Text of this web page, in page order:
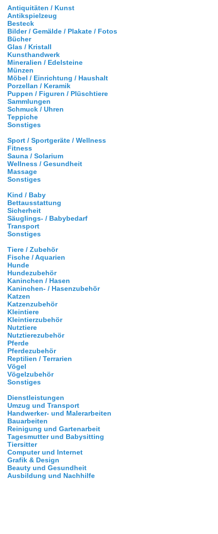
Antiquitäten / Kunst
Antikspielzeug
Besteck
Bilder / Gemälde / Plakate / Fotos
Bücher
Glas / Kristall
Kunsthandwerk
Mineralien / Edelsteine
Münzen
Möbel / Einrichtung / Haushalt
Porzellan / Keramik
Puppen / Figuren / Plüschtiere
Sammlungen
Schmuck / Uhren
Teppiche
Sonstiges
Sport / Sportgeräte / Wellness
Fitness
Sauna / Solarium
Wellness / Gesundheit
Massage
Sonstiges
Kind / Baby
Bettausstattung
Sicherheit
Säuglings- / Babybedarf
Transport
Sonstiges
Tiere / Zubehör
Fische / Aquarien
Hunde
Hundezubehör
Kaninchen / Hasen
Kaninchen- / Hasenzubehör
Katzen
Katzenzubehör
Kleintiere
Kleintierzubehör
Nutztiere
Nutztierezubehör
Pferde
Pferdezubehör
Reptilien / Terrarien
Vögel
Vögelzubehör
Sonstiges
Dienstleistungen
Umzug und Transport
Handwerker- und Malerarbeiten
Bauarbeiten
Reinigung und Gartenarbeit
Tagesmutter und Babysitting
Tiersitter
Computer und Internet
Grafik & Design
Beauty und Gesundheit
Ausbildung und Nachhilfe